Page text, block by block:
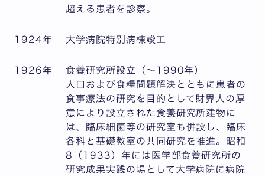
超える患者を診察。
1924年 大学病院特別病棟竣工
1926年
食養研究所設立（～1990年）
人口および食糧問題解決とともに患者の
食事療法の研究を目的として財界人の厚
意により設立された食養研究所建物に
は、臨床細菌等の研究室も併設し、臨床
各科と基礎教室の共同研究を推進。昭和
8（1933）年には医学部食養研究所の
研究成果実践の場として大学病院に病院